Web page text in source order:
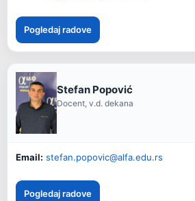
Pogledaj radove
Stefan Popović
Docent, v.d. dekana
Email: stefan.popovic@alfa.edu.rs
Pogledaj radove